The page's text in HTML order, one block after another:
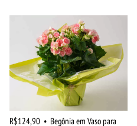
R$124,90 • Begônia em Vaso para